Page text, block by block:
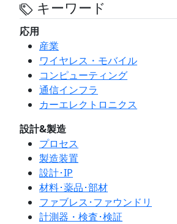
キーワード
応用
産業
ワイヤレス・モバイル
コンピューティング
通信インフラ
カーエレクトロニクス
設計&製造
プロセス
製造装置
設計･IP
材料･薬品･部材
ファブレス･ファウンドリ
計測器・検査･検証